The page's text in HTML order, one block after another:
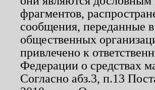
фрагментов,
сообщения, переданные
общественных
привлечено к
Федерации о средствах
Согласно абз.3, п.13